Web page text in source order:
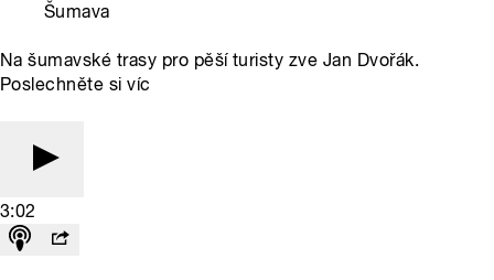
Šumava
Na šumavské trasy pro pěší turisty zve Jan Dvořák.
Poslechněte si víc
3:02